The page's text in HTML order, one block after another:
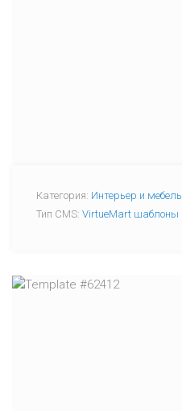
Категория: Интерьер и мебель
Тип CMS: VirtueMart шаблоны